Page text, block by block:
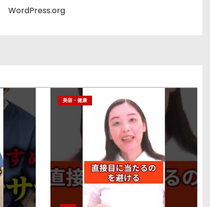
WordPress.org
美容・健康